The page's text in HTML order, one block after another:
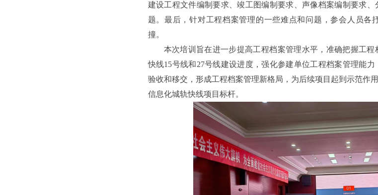
建设工程文件编制要求、竣工图编制要求、声像档案编制要求
题。最后，针对工程档案管理的一些难点和问题，参会人员各
撞。
本次培训旨在进一步提高工程档案管理水平，准确把握工
快线15号线和27号线建设进度，强化参建单位工程档案管理能
验收和移交，形成工程档案管理新格局，为后续项目起到示范作
信息化城轨快线项目标杆。